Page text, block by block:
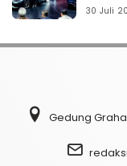
30 Juli
Gedung